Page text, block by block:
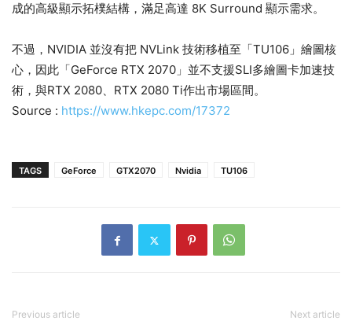
成的高級顯示拓樸結構，滿足高達 8K Surround 顯示需求。
不過，NVIDIA 並沒有把 NVLink 技術移植至「TU106」繪圖核
心，因此「GeForce RTX 2070」並不支援SLI多繪圖卡加速技
術，與RTX 2080、RTX 2080 Ti作出市場區間。
Source : https://www.hkepc.com/17372
TAGS GeForce GTX2070 Nvidia TU106
Previous article Next article